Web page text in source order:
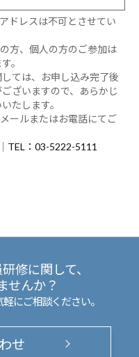
ドレスは不可とさせてい
方、個人の方のご参加は
。
ては、お申し込み完了後
ざいますので、あらかじ
たします。
ールまたはお電話にてご
TEL：03-5222-5111
修に関して、
せんか？
にご相談ください。
せ